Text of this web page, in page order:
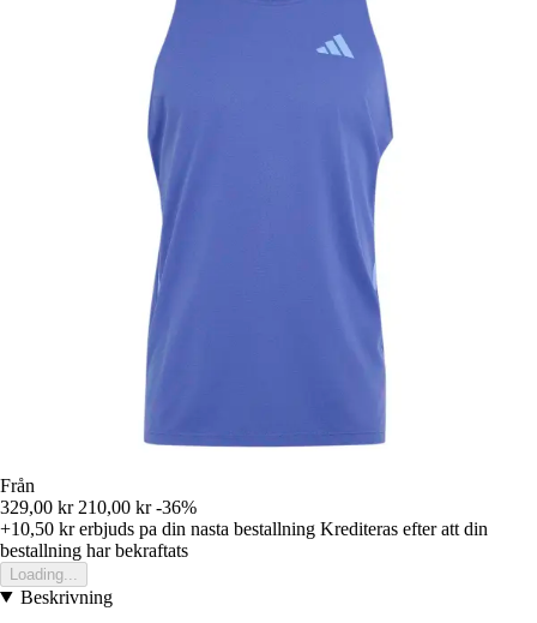
Från
329,00 kr 210,00 kr -36%
+10,50 krerbjuds pa din nasta bestallning Krediteras efter att din
bestallning har bekraftats
Loading...
Beskrivning